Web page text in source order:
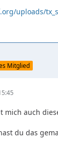
uploads/
Mitglied
mich auch
du das